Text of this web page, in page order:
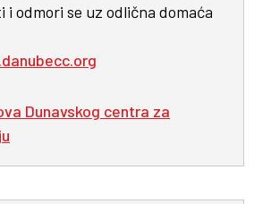
i odmori se uz odlična domaća
Dunavskog centra za